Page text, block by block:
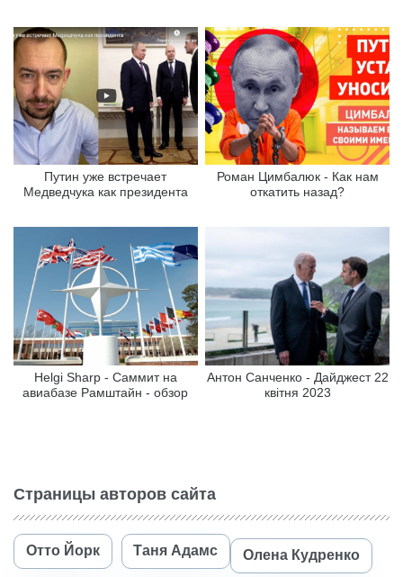
Путин уже встречает
Медведчука как президента
Роман Цимбалюк - Как нам
откатить назад?
Helgi Sharp - Саммит на
авиабазе Рамштайн - обзор
Антон Санченко - Дайджест 22
квітня 2023
Страницы авторов сайта
Отто Йорк Таня Адамс Олена Кудренко